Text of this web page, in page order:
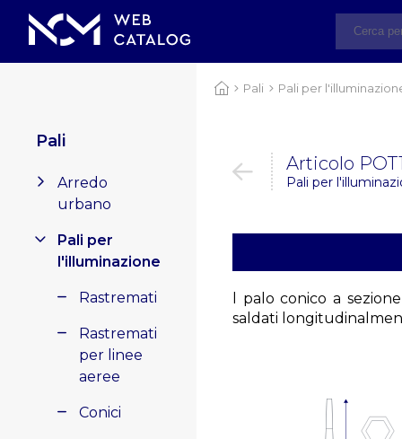
Pali
Arredo
urbano
Pali per
l'illuminazione
Rastremati
Rastremati
per linee
aeree
Conici
Pali Pali per
Articolo
Pali per
l palo conico a
saldati